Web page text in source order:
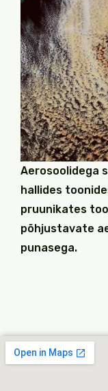
Aerosoolidega
hallides
pruunikates
põhjustavate
punasega.